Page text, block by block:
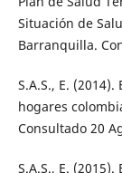
Situación de
Barranquilla.
S.A.S., E.
hogares
Consultado 20
S.A.S., E.